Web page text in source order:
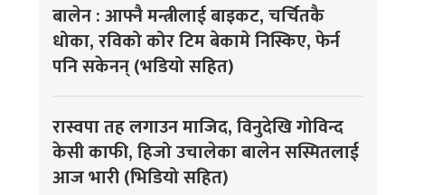
बालेन : आफ्नै मन्त्रीलाई बाइकट, चर्चितकै
धोका, रविको कोर टिम बेकामे निस्किए, फेर्न
पनि सकेनन् (भडियो सहित)
रास्वपा तह लगाउन माजिद, विनुदेखि गोविन्द
केसी काफी, हिजो उचालेका बालेन सस्मितलाई
आज भारी (भिडियो सहित)